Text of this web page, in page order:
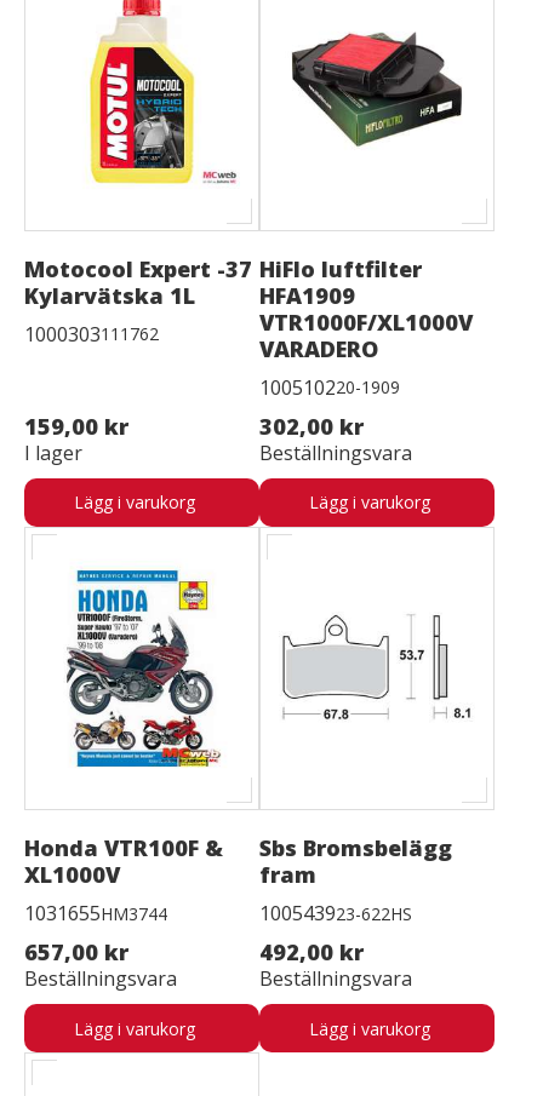
Motocool Expert -37
Kylarvätska 1L
1000303111762
159,00 kr
I lager
Lägg i varukorg
HiFlo luftfilter
HFA1909
VTR1000F/XL1000V
VARADERO
100510220-1909
302,00 kr
Beställningsvara
Lägg i varukorg
Honda VTR100F &
XL1000V
1031655HM3744
657,00 kr
Beställningsvara
Lägg i varukorg
Sbs Bromsbelägg
fram
100543923-622HS
492,00 kr
Beställningsvara
Lägg i varukorg